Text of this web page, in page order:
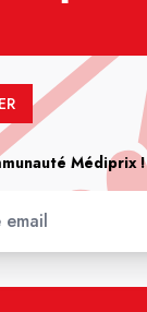
Médiprix !